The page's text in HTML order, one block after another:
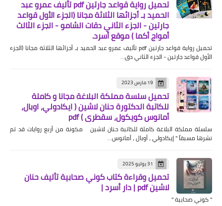
تحميل رواية قواعد جارتين pdf تأليف عمرو عبد
الحميد بـ أجزائها الثلاثة مجانا (الجزء الأول قواعد
جارتين - الجزء الثاني دقات الشامو - الجزء الثالث
أمواج أكما ) موقع أسرد.
تحميل رواية قواعد جارتين pdf تأليف عمرو عبد الحميد بـ أجزائها الثلاثة مجانا (الجزء
الأول قواعد جارتين - الجزء الثاني دق…
19 مارس 2023
تحميل سلسة مملكة البلاغة مجانا و كاملة
للكاتبة الدكتورة حنان لاشين ( ايكادولي، اوبال،
أمانوس كويكول، سقطري ) pdf
سلسلة مملكة البلاغة كاملة للكاتبة حنان لاشين مكونة من أربع روايات قد تم
نشرها مسبقاً " إيكادولي ، أوبال ، أمانوس…
31 يوليو 2025
تحميل وقراءة كتاب كوني صحابية تأليف حنان
لاشين pdf | دار أسرد |
" كوني صحابية "